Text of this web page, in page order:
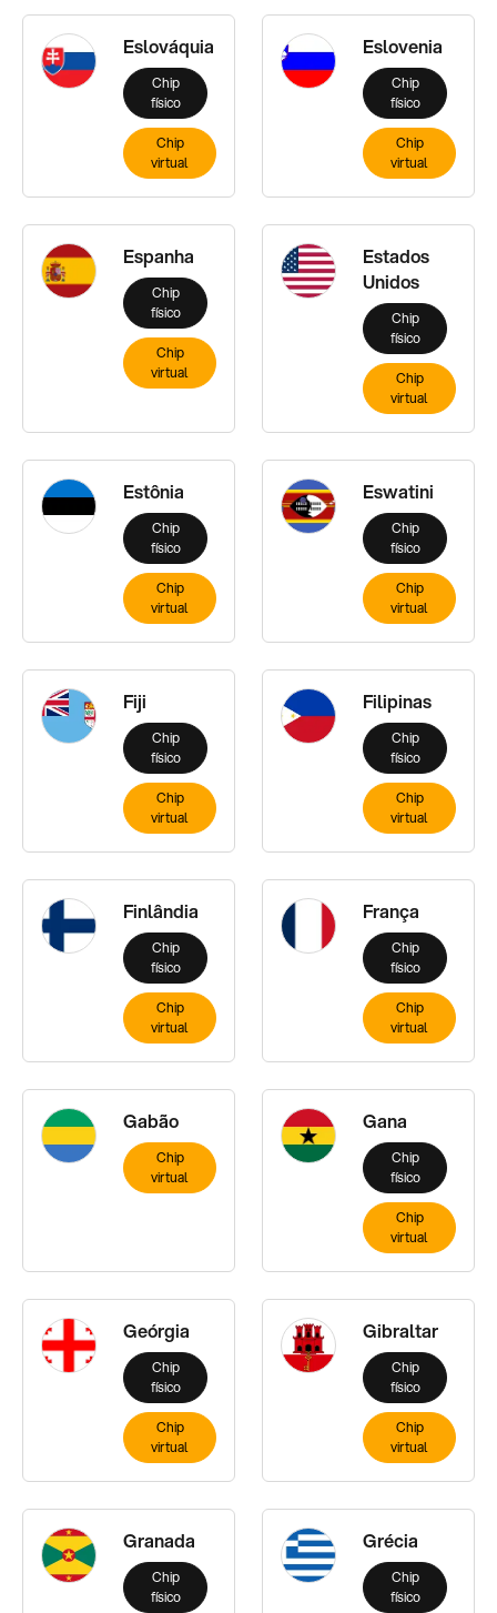
Eslováquia
Chip
físico
Chip
virtual
Eslovenia
Chip
físico
Chip
virtual
Espanha
Chip
físico
Chip
virtual
Estados
Unidos
Chip
físico
Chip
virtual
Estônia
Chip
físico
Chip
virtual
Eswatini
Chip
físico
Chip
virtual
Fiji
Chip
físico
Chip
virtual
Filipinas
Chip
físico
Chip
virtual
Finlândia
Chip
físico
Chip
virtual
França
Chip
físico
Chip
virtual
Gabão
Chip
virtual
Gana
Chip
físico
Chip
virtual
Geórgia
Chip
físico
Chip
virtual
Gibraltar
Chip
físico
Chip
virtual
Granada
Chip
físico
Grécia
Chip
físico